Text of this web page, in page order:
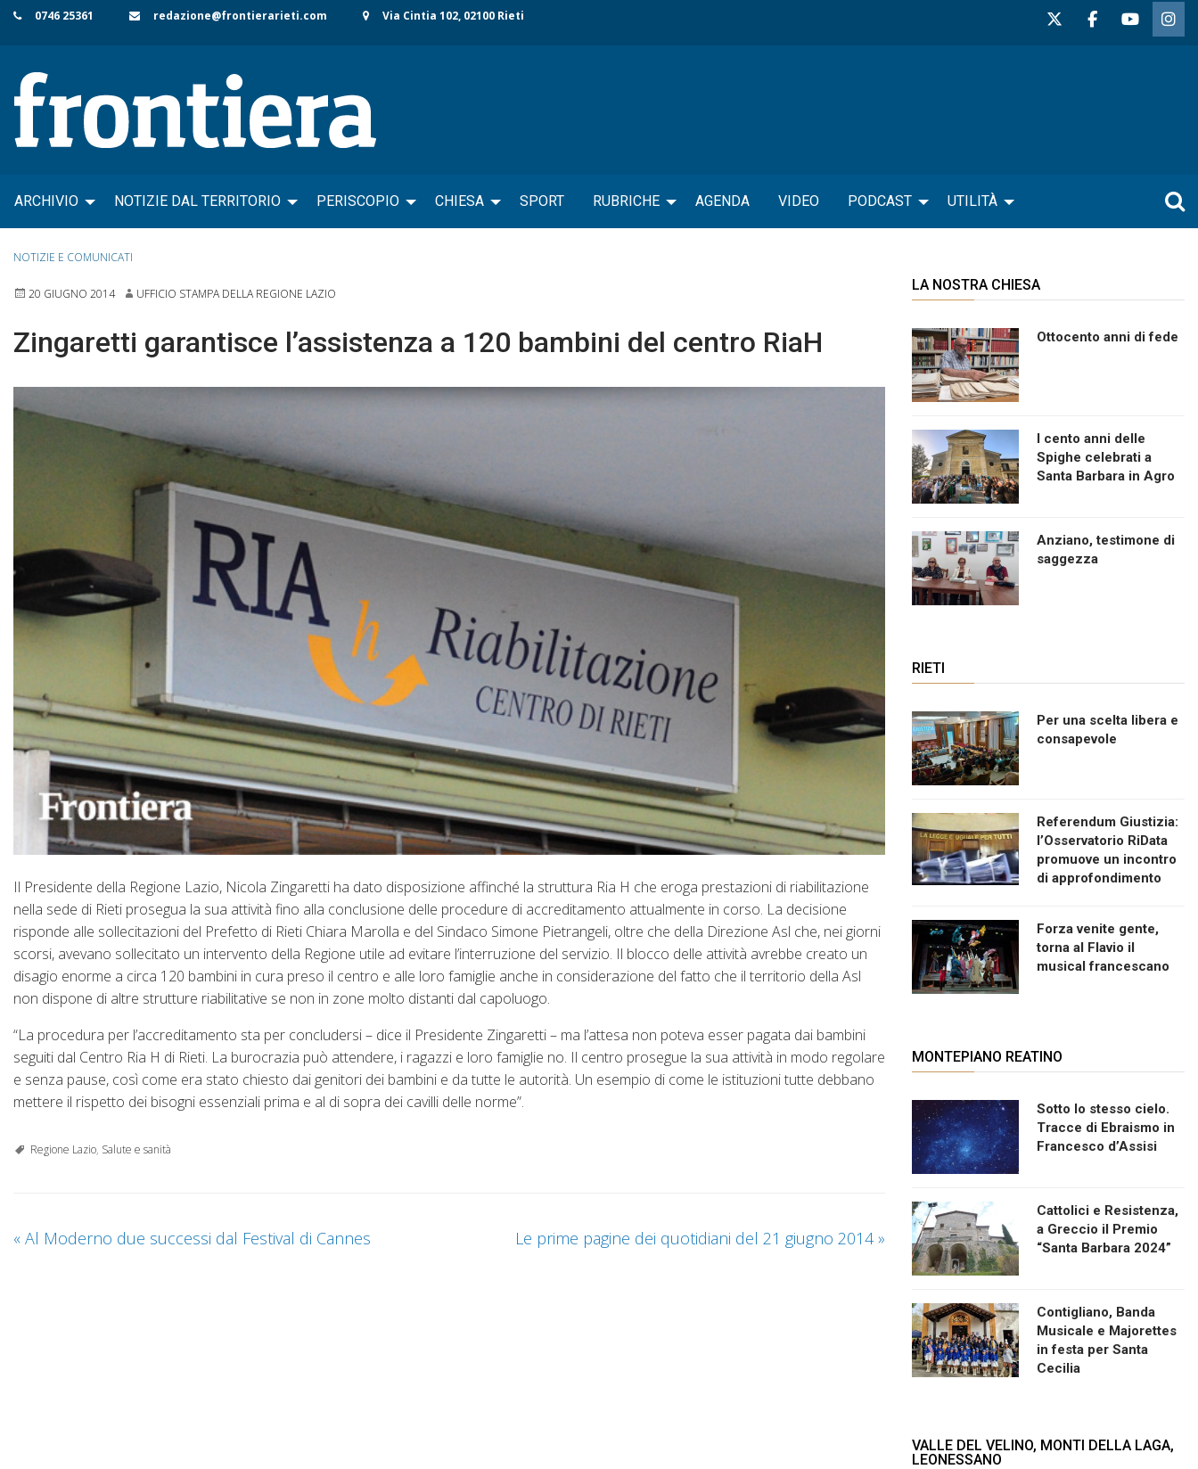
Skip
content
0746 25361 redazione@frontierarieti.com Via Cintia 102, 02100 Rieti
ARCHIVIO NOTIZIE DAL TERRITORIO PERISCOPIO CHIESA SPORT RUBRICHE AGENDA VIDEO PODCAST UTILITÀ
NOTIZIE E COMUNICATI
20 GIUGNO 2014 UFFICIO STAMPA DELLA REGIONE LAZIO
Zingaretti garantisce l’assistenza a 120 bambini del centro RiaH
Il Presidente della Regione Lazio, Nicola Zingaretti ha dato disposizione affinché la struttura Ria H che eroga prestazioni di riabilitazione
nella sede di Rieti prosegua la sua attività fino alla conclusione delle procedure di accreditamento attualmente in corso. La decisione
risponde alle sollecitazioni del Prefetto di Rieti Chiara Marolla e del Sindaco Simone Pietrangeli, oltre che della Direzione Asl che, nei giorni
scorsi, avevano sollecitato un intervento della Regione utile ad evitare l’interruzione del servizio. Il blocco delle attività avrebbe creato un
disagio enorme a circa 120 bambini in cura preso il centro e alle loro famiglie anche in considerazione del fatto che il territorio della Asl
non dispone di altre strutture riabilitative se non in zone molto distanti dal capoluogo.
“La procedura per l’accreditamento sta per concludersi – dice il Presidente Zingaretti – ma l’attesa non poteva esser pagata dai bambini
seguiti dal Centro Ria H di Rieti. La burocrazia può attendere, i ragazzi e loro famiglie no. Il centro prosegue la sua attività in modo regolare
e senza pause, così come era stato chiesto dai genitori dei bambini e da tutte le autorità. Un esempio di come le istituzioni tutte debbano
mettere il rispetto dei bisogni essenziali prima e al di sopra dei cavilli delle norme”.
Regione Lazio, Salute e sanità
« Al Moderno due successi dal Festival di Cannes Le prime pagine dei quotidiani del 21 giugno 2014»
LA NOSTRA CHIESA
Ottocento anni di fede
I cento anni delle
Spighe celebrati a
Santa Barbara in Agro
Anziano, testimone di
saggezza
RIETI
Per una scelta libera e
consapevole
Referendum Giustizia:
l’Osservatorio RiData
promuove un incontro
di approfondimento
Forza venite gente,
torna al Flavio il
musical francescano
MONTEPIANO REATINO
Sotto lo stesso cielo.
Tracce di Ebraismo in
Francesco d’Assisi
Cattolici e Resistenza,
a Greccio il Premio
“Santa Barbara 2024”
Contigliano, Banda
Musicale e Majorettes
in festa per Santa
Cecilia
VALLE DEL VELINO, MONTI DELLA LAGA,
LEONESSANO